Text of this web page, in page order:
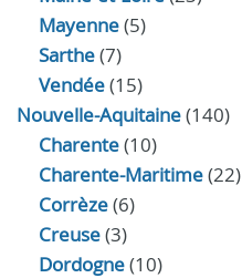
Mayenne(5)
Sarthe(7)
Vendée(15)
Nouvelle-Aquitaine(140)
Charente(10)
Charente-Maritime(22)
Corrèze(6)
Creuse(3)
Dordogne(10)